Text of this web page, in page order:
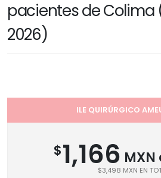
pacientes de Colima
2026)
ILE QUIRÚRGICO
$1,166 MXN
$3,498 MXN EN